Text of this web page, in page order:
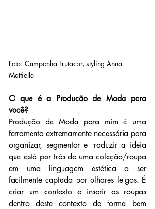
Foto: Campanha Frutacor, styling Anna
Mattiello
O que é a Produção de Moda para
você?
Produção de Moda para mim é uma
ferramenta extremamente necessária para
organizar, segmentar e traduzir a ideia
que está por trás de uma coleção/roupa
em uma linguagem estética a ser
facilmente captada por olhares leigos. É
criar um contexto e inserir as roupas
dentro deste contexto de forma bem